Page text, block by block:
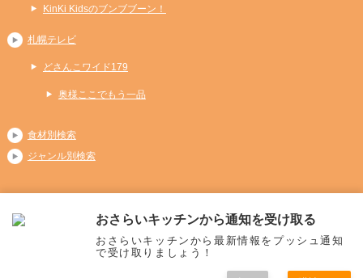
KinKi Kidsのブンブブーン！
札幌テレビ
どさんこワイド179
奥様ここでもう一品
食材別検索
ジャンル別検索
Copyright (C) 2026 おさらいキッチン
All Rights Reserved.
おさらいキッチンから通知を受け取る
おさらいキッチンから最新情報をプッシュ通知
で受け取りましょう！